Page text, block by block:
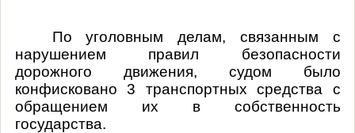
По уголовным делам, связанным с
нарушением правил безопасности
дорожного движения, судом было
конфисковано 3 транспортных средства с
обращением их в собственность
государства.